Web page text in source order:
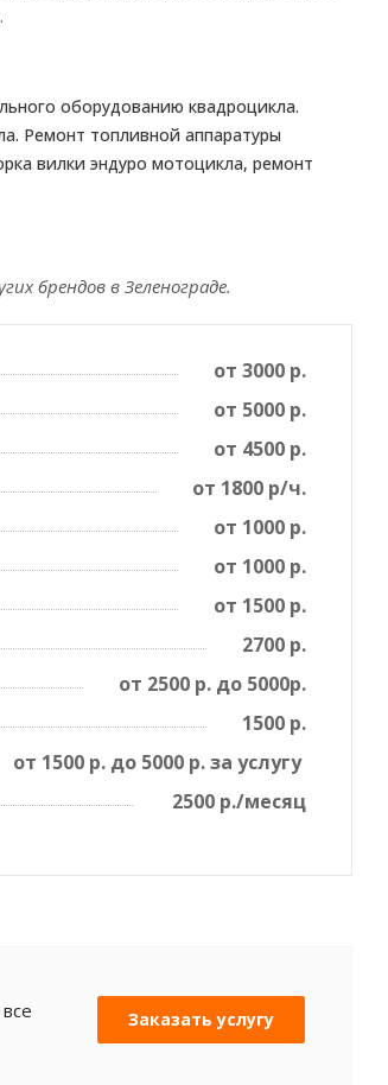
оборудованию квадроцикла.
Ремонт топливной аппаратуры
вилки эндуро мотоцикла, ремонт
брендов в Зеленограде.
от 3000 р.
от 5000 р.
от 4500 р.
от 1800 р/ч.
от 1000 р.
от 1000 р.
от 1500 р.
2700 р.
от 2500 р. до 5000р.
1500 р.
от 1500 р. до 5000 р. за услугу
2500 р./месяц
Заказать услугу